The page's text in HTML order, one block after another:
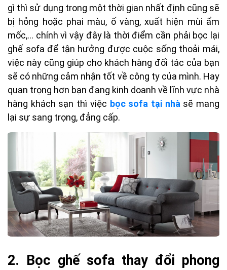
gì thì sử dụng trong một thời gian nhất định cũng sẽ
bị hỏng hoặc phai màu, ố vàng, xuất hiện mùi ẩm
mốc,... chính vì vậy đây là thời điểm cần phải bọc lại
ghế sofa để tận hưởng được cuộc sống thoải mái,
việc này cũng giúp cho khách hàng đối tác của bạn
sẽ có những cảm nhận tốt về công ty của mình. Hay
quan trọng hơn bạn đang kinh doanh về lĩnh vực nhà
hàng khách sạn thì việc bọc sofa tại nhà sẽ mang
lại sự sang trọng, đẳng cấp.
2. Bọc ghế sofa thay đổi phong